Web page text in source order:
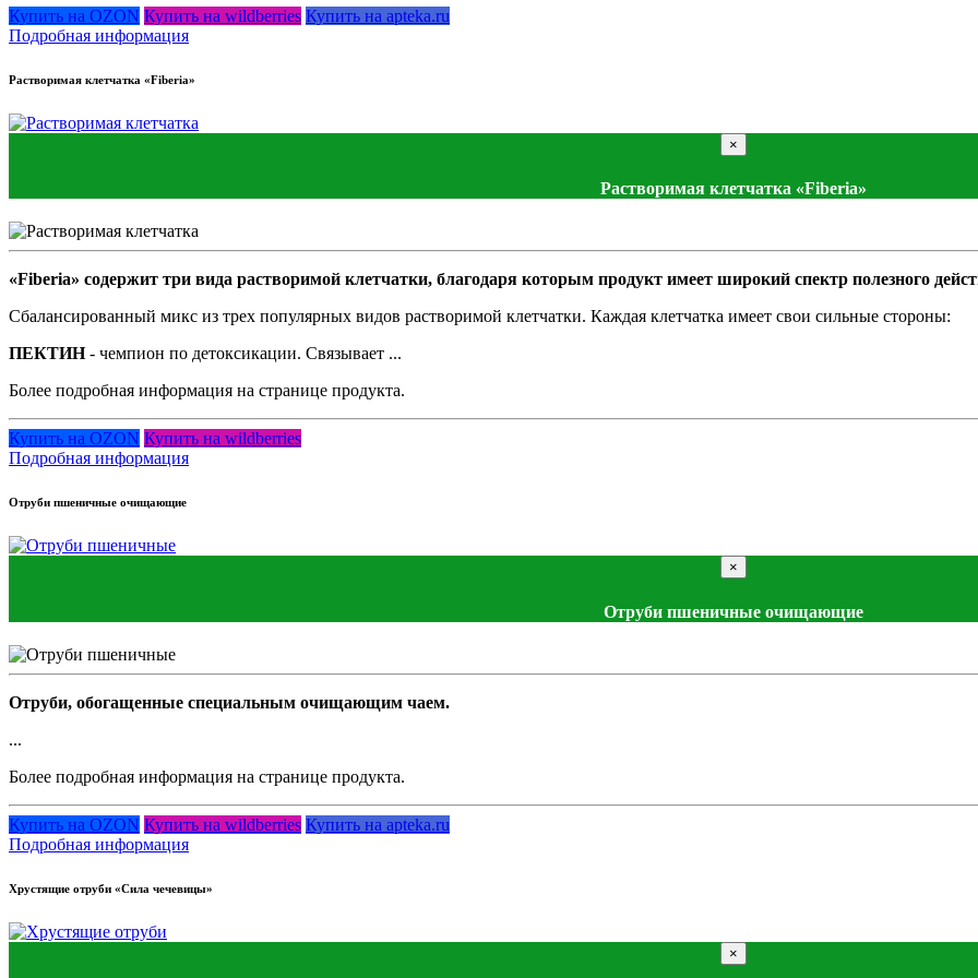
Купить на OZON Купить на wildberries Купить на apteka.ru
Подробная информация
Растворимая клетчатка «Fiberia»
×
Растворимая клетчатка «Fiberia»
«Fiberia» содержит три вида растворимой клетчатки, благодаря которым продукт имеет широкий спектр полезного
Сбалансированный микс из трех популярных видов растворимой клетчатки. Каждая клетчатка имеет свои сильные стороны:
ПЕКТИН- чемпион по детоксикации. Связывает ...
Более подробная информация на странице продукта.
Купить на OZON Купить на wildberries
Подробная информация
Отруби пшеничные очищающие
×
Отруби пшеничные очищающие
Отруби, обогащенные специальным очищающим чаем.
...
Более подробная информация на странице продукта.
Купить на OZON Купить на wildberries Купить на apteka.ru
Подробная информация
Хрустящие отруби «Сила чечевицы»
×